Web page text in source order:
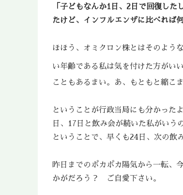
「子どもなんか1日、2日で回復し
たけど、インフルエンザに比べれば
ほほう、オミクロン株とはそのよう
い年齢である私は気を付けた方がい
こともあるまい。あ、もともと縮こ
ということが行政当局にも分かった
日、17日と飲み会が続いた私がいう
ということで、早くも24日、次の飲
昨日までのポカポカ陽気から一転、
かがだろう？ ご自愛下さい。